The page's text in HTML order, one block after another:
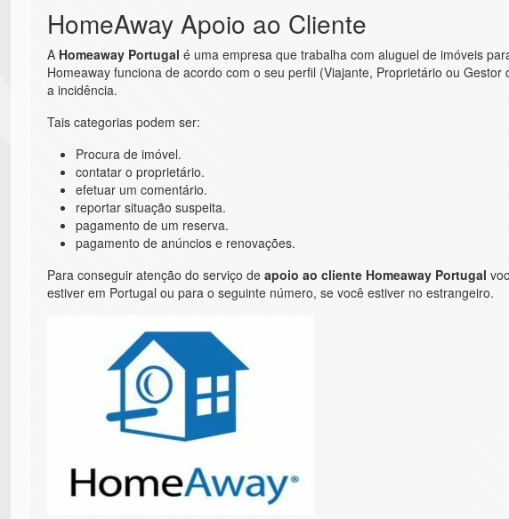
HomeAway Apoio ao Cliente
A Homeaway Portugal é uma empresa que trabalha com aluguel de imóveis
Homeaway funciona de acordo com o seu perfil (Viajante, Proprietário ou
a incidência.
Tais categorias podem ser:
Procura de imóvel.
contatar o proprietário.
efetuar um comentário.
reportar situação suspeita.
pagamento de um reserva.
pagamento de anúncios e renovações.
Para conseguir atenção do serviço de apoio ao cliente Homeaway Portugal
estiver em Portugal ou para o seguinte número, se você estiver no estrangeiro.